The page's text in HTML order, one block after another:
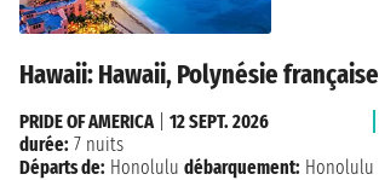
Hawaii: Hawaii, Polynésie française
PRIDE OF AMERICA
12 SEPT. 2026
durée: 7 nuits
Départs de: Honolulu débarquement: Honolulu